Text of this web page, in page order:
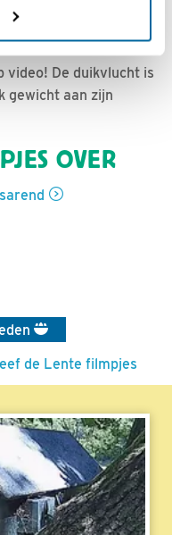
2021, 21:25 |
731x
video! De duikvlucht is
gewicht aan zijn
OVER
de Lente filmpjes